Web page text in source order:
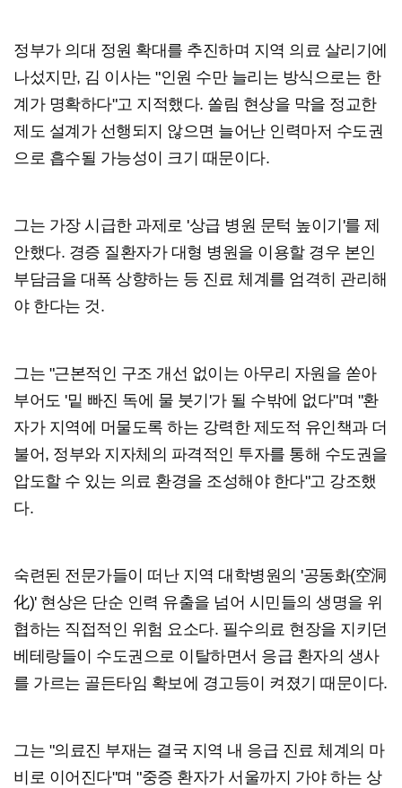
정부가 의대 정원 확대를 추진하며 지역 의료 살리기에
나섰지만, 김 이사는 "인원 수만 늘리는 방식으로는 한
계가 명확하다"고 지적했다. 쏠림 현상을 막을 정교한
제도 설계가 선행되지 않으면 늘어난 인력마저 수도권
으로 흡수될 가능성이 크기 때문이다.
그는 가장 시급한 과제로 '상급 병원 문턱 높이기'를 제
안했다. 경증 질환자가 대형 병원을 이용할 경우 본인
부담금을 대폭 상향하는 등 진료 체계를 엄격히 관리해
야 한다는 것.
그는 "근본적인 구조 개선 없이는 아무리 자원을 쏟아
부어도 '밑 빠진 독에 물 붓기'가 될 수밖에 없다"며 "환
자가 지역에 머물도록 하는 강력한 제도적 유인책과 더
불어, 정부와 지자체의 파격적인 투자를 통해 수도권을
압도할 수 있는 의료 환경을 조성해야 한다"고 강조했
다.
숙련된 전문가들이 떠난 지역 대학병원의 '공동화(空洞
化)' 현상은 단순 인력 유출을 넘어 시민들의 생명을 위
협하는 직접적인 위험 요소다. 필수의료 현장을 지키던
베테랑들이 수도권으로 이탈하면서 응급 환자의 생사
를 가르는 골든타임 확보에 경고등이 켜졌기 때문이다.
그는 "의료진 부재는 결국 지역 내 응급 진료 체계의 마
비로 이어진다"며 "중증 환자가 서울까지 가야 하는 상